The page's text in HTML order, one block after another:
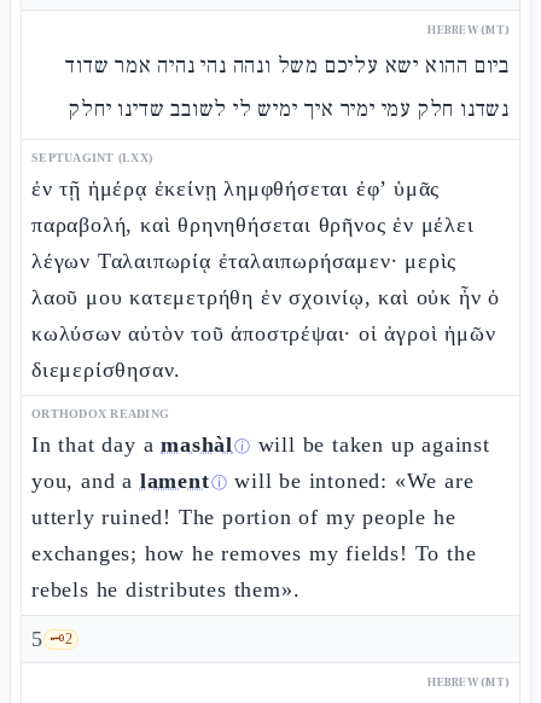
HEBREW (MT)
ביום ההוא ישא עליכם משל ונהה נהי נהיה אמר שדוד
נשדנו חלק עמי ימיר איך ימיש לי לשובב שדינו יחלק
SEPTUAGINT (LXX)
ἐν τῇ ἡμέρᾳ ἐκείνῃ λημφθήσεται ἐφ’ ὑμᾶς
παραβολή, καὶ θρηνηθήσεται θρῆνος ἐν μέλει
λέγων Ταλαιπωρίᾳ ἐταλαιπωρήσαμεν· μερὶς
λαοῦ μου κατεμετρήθη ἐν σχοινίῳ, καὶ οὐκ ἦν ὁ
κωλύσων αὐτὸν τοῦ ἀποστρέψαι· οἱ ἀγροὶ ἡμῶν
διεμερίσθησαν.
ORTHODOX READING
In that day amashàlⓘ will be taken up against
you, and a lamentⓘ will be intoned: «We are
utterly ruined! The portion of my people he
exchanges; how he removes my fields! To the
rebels he distributes them».
5 🗝️2
HEBREW (MT)